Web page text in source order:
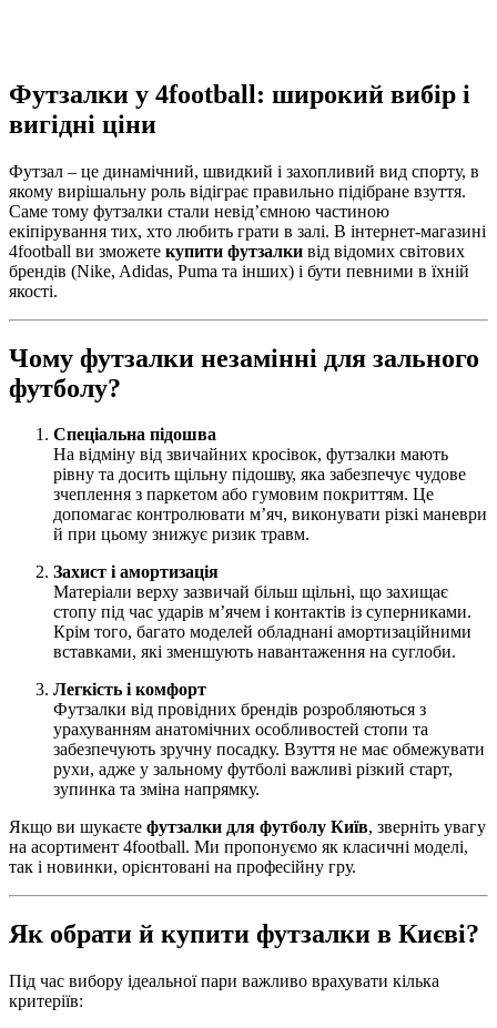
Футзалки у 4football: широкий вибір і
вигідні ціни
Футзал – це динамічний, швидкий і захопливий вид спорту, в
якому вирішальну роль відіграє правильно підібране взуття.
Саме тому футзалки стали невід’ємною частиною
екіпірування тих, хто любить грати в залі. В інтернет-магазині
4football ви зможете купити футзалки від відомих світових
брендів (Nike, Adidas, Puma та інших) і бути певними в їхній
якості.
Чому футзалки незамінні для зального
футболу?
Спеціальна підошва
На відміну від звичайних кросівок, футзалки мають
рівну та досить щільну підошву, яка забезпечує чудове
зчеплення з паркетом або гумовим покриттям. Це
допомагає контролювати м’яч, виконувати різкі маневри
й при цьому знижує ризик травм.
Захист і амортизація
Матеріали верху зазвичай більш щільні, що захищає
стопу під час ударів м’ячем і контактів із суперниками.
Крім того, багато моделей обладнані амортизаційними
вставками, які зменшують навантаження на суглоби.
Легкість і комфорт
Футзалки від провідних брендів розробляються з
урахуванням анатомічних особливостей стопи та
забезпечують зручну посадку. Взуття не має обмежувати
рухи, адже у зальному футболі важливі різкий старт,
зупинка та зміна напрямку.
Якщо ви шукаєте футзалки для футболу Київ, зверніть увагу
на асортимент 4football. Ми пропонуємо як класичні моделі,
так і новинки, орієнтовані на професійну гру.
Як обрати й купити футзалки в Києві?
Під час вибору ідеальної пари важливо врахувати кілька
критеріїв: